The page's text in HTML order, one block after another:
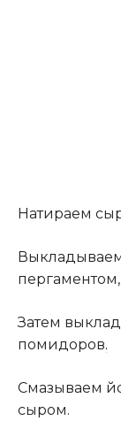
Натираем
Затем
помидоров.
Смазываем
сыром.